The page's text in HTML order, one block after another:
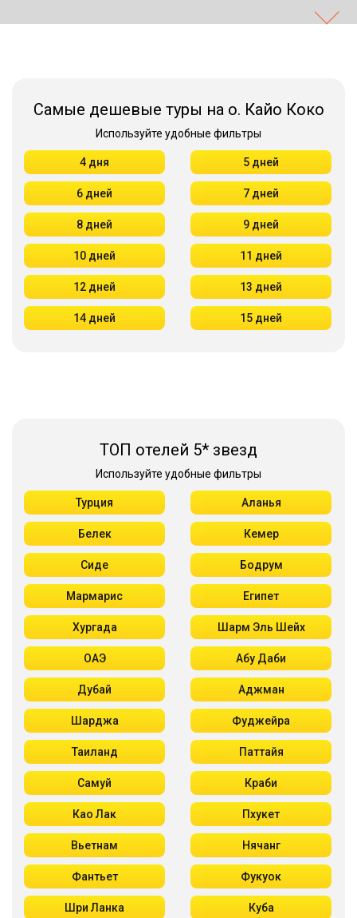
Самые дешевые туры на о. Кайо Коко
Используйте удобные фильтры
4 дня 5 дней
6 дней 7 дней
8 дней 9 дней
10 дней 11 дней
12 дней 13 дней
14 дней 15 дней
ТОП отелей 5* звезд
Используйте удобные фильтры
Турция Аланья
Белек Кемер
Сиде Бодрум
Мармарис Египет
Хургада Шарм Эль Шейх
ОАЭ Абу Даби
Дубай Аджман
Шарджа Фуджейра
Таиланд Паттайя
Самуй Краби
Као Лак Пхукет
Вьетнам Нячанг
Фантьет Фукуок
Шри Ланка Куба